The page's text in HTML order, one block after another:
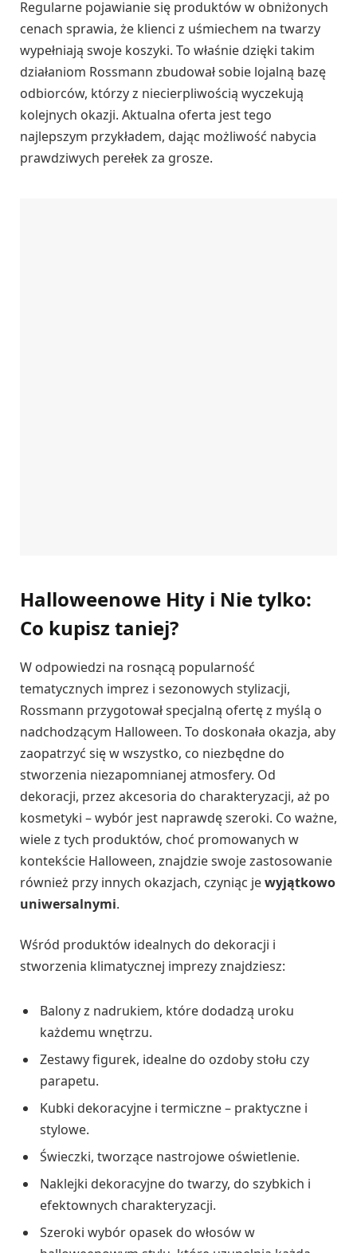
Regularne pojawianie się produktów w obniżonych
cenach sprawia, że klienci z uśmiechem na twarzy
wypełniają swoje koszyki. To właśnie dzięki takim
działaniom Rossmann zbudował sobie lojalną bazę
odbiorców, którzy z niecierpliwością wyczekują
kolejnych okazji. Aktualna oferta jest tego
najlepszym przykładem, dając możliwość nabycia
prawdziwych perełek za grosze.
Halloweenowe Hity i Nie tylko:
Co kupisz taniej?
W odpowiedzi na rosnącą popularność
tematycznych imprez i sezonowych stylizacji,
Rossmann przygotował specjalną ofertę z myślą o
nadchodzącym Halloween. To doskonała okazja, aby
zaopatrzyć się w wszystko, co niezbędne do
stworzenia niezapomnianej atmosfery. Od
dekoracji, przez akcesoria do charakteryzacji, aż po
kosmetyki – wybór jest naprawdę szeroki. Co ważne,
wiele z tych produktów, choć promowanych w
kontekście Halloween, znajdzie swoje zastosowanie
również przy innych okazjach, czyniąc jewyjątkowo
uniwersalnymi.
Wśród produktów idealnych do dekoracji i
stworzenia klimatycznej imprezy znajdziesz:
Balony z nadrukiem, które dodadzą uroku
każdemu wnętrzu.
Zestawy figurek, idealne do ozdoby stołu czy
parapetu.
Kubki dekoracyjne i termiczne – praktyczne i
stylowe.
Świeczki, tworzące nastrojowe oświetlenie.
Naklejki dekoracyjne do twarzy, do szybkich i
efektownych charakteryzacji.
Szeroki wybór opasek do włosów w